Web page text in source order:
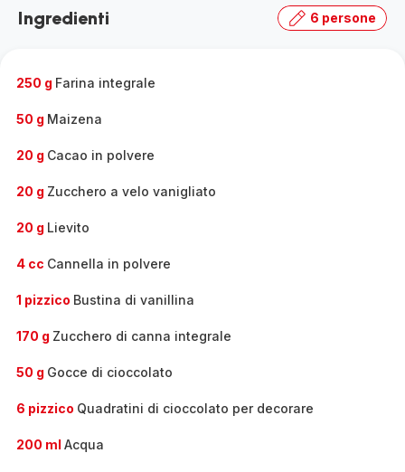
la
Ingredienti 6 persone
250 g Farina integrale
50 g Maizena
20 g Cacao in polvere
20 g Zucchero a velo vanigliato
20 g Lievito
4 cc Cannella in polvere
1 pizzico Bustina di vanillina
170 g Zucchero di canna integrale
50 g Gocce di cioccolato
6 pizzico Quadratini di cioccolato per decorare
200 ml Acqua